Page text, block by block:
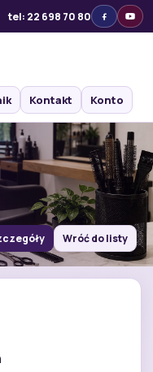
tel: 22 698 70 80
Kontakt Konto
Wróć do listy